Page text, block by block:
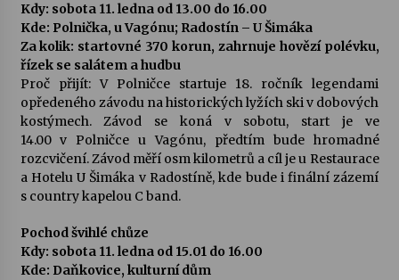
Kdy: sobota 11. ledna od 13.00 do 16.00
Kde: Polnička, u Vagónu; Radostín – U Šimáka
Za kolik: startovné 370 korun, zahrnuje hovězí polévku,
řízek se salátem a hudbu
Proč přijít: V Polničce startuje 18. ročník legendami
opředeného závodu na historických lyžích ski v dobových
kostýmech. Závod se koná v sobotu, start je ve
14.00 v Polničce u Vagónu, předtím bude hromadné
rozcvičení. Závod měří osm kilometrů a cíl je u Restaurace
a Hotelu U Šimáka v Radostíně, kde bude i finální zázemí
s country kapelou C band.
Pochod švihlé chůze
Kdy: sobota 11. ledna od 15.01 do 16.00
Kde: Daňkovice, kulturní dům